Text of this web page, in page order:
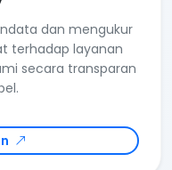
dan mengukur
terhadap layanan
secara transparan